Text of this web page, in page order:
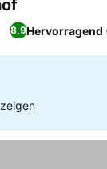
8,9Hervorragend